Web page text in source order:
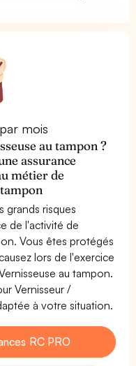
mois
au tampon ?
assurance
métier de
grands risques
de l'activité de
Vous êtes protégés
lors de l'exercice
au tampon.
Vernisseur /
à votre situation.
RC PRO